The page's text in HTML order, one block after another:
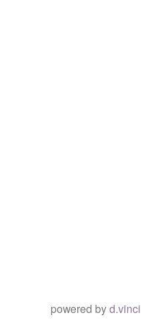
powered byd.vinci